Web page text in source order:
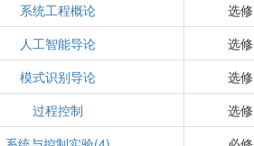
系统工程概论 选修
人工智能导论 选修
模式识别导论 选修
过程控制 选修